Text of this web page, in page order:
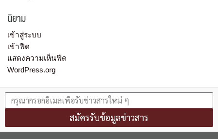
นิยาม
เข้าสู่ระบบ
เข้าฟีด
แสดงความเห็นฟีด
WordPress.org
สมัครรับข้อมูลข่าวสาร